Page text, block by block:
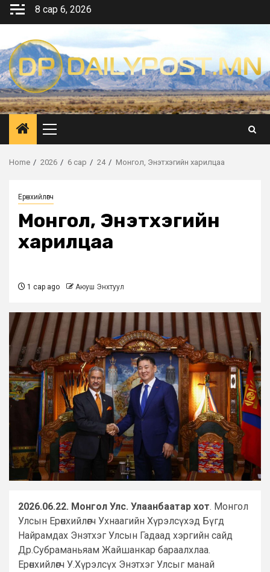
Skip
8 сар 6, 2026
Primary
Menu
Home 2026 6 сар 24 Монгол, Энэтхэгийн харилцаа
Ерөнхийлөгч
Монгол, Энэтхэгийн
харилцаа
1 сар ago Аюуш Энхтуул
2026.06.22. Монгол Улс. Улаанбаатар хот. Монгол
Улсын Ерөнхийлөгч Ухнаагийн Хүрэлсүхэд Бүгд
Найрамдах Энэтхэг Улсын Гадаад хэргийн сайд
Др.Субраманьяам Жайшанкар бараалхлаа.
Ерөнхийлөгч У.Хүрэлсүх Энэтхэг Улсыг манай